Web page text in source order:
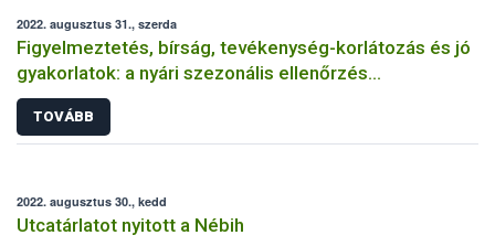
2022. augusztus 31., szerda
Figyelmeztetés, bírság, tevékenység-korlátozás és jó
gyakorlatok: a nyári szezonális ellenőrzés
tapasztalatai címszavakban
TOVÁBB
2022. augusztus 30., kedd
Utcatárlatot nyitott a Nébih